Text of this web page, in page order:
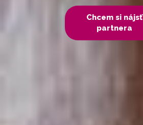
Chcem si nájsť
partnera